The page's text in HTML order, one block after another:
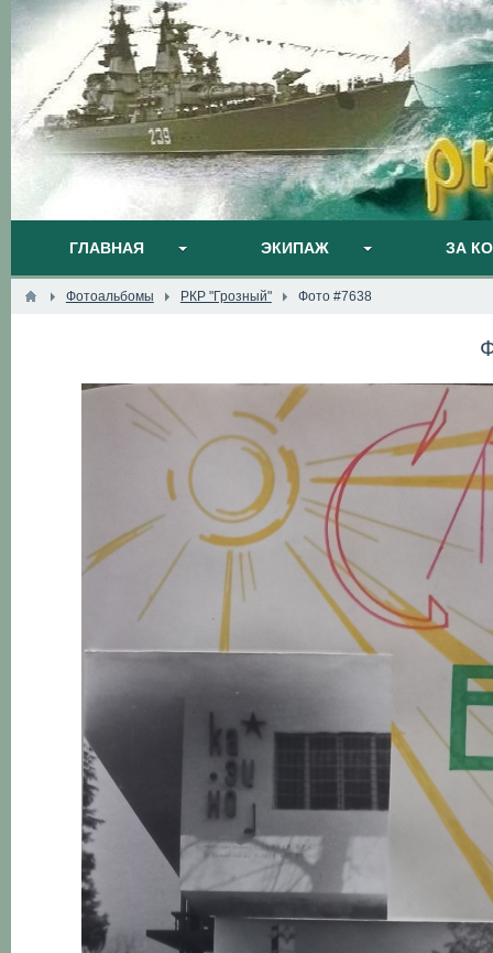
ГЛАВНАЯ ЭКИПАЖ ЗА
Фотоальбомы РКР "Грозный" Фото #7638